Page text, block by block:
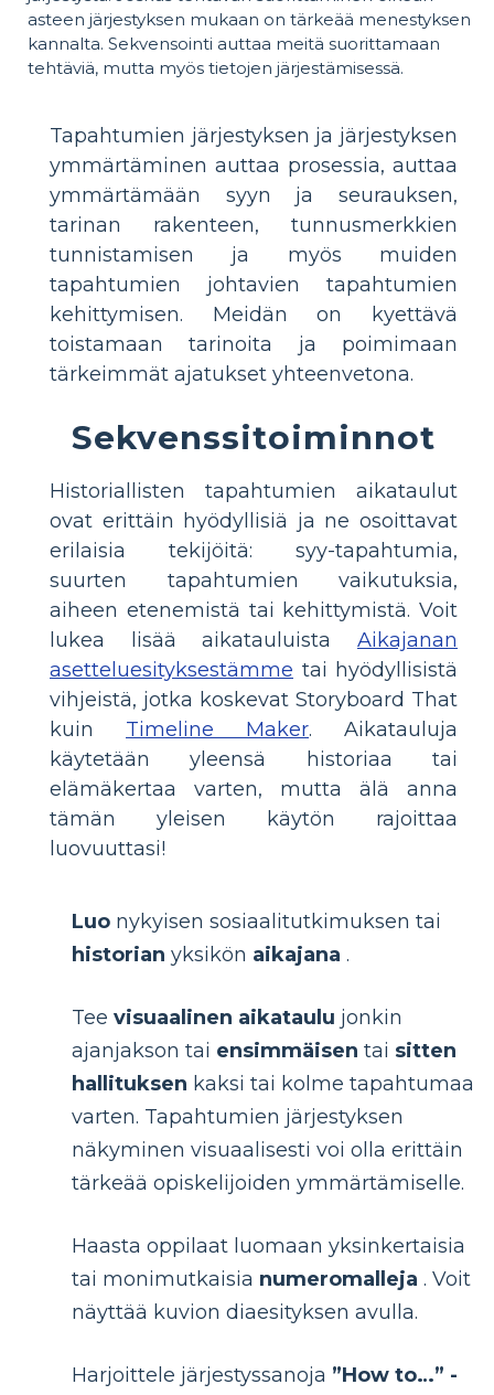
asteen järjestyksen mukaan on tärkeää menestyksen
kannalta. Sekvensointi auttaa meitä suorittamaan
tehtäviä, mutta myös tietojen järjestämisessä.
Tapahtumien järjestyksen ja järjestyksen
ymmärtäminen auttaa prosessia, auttaa
ymmärtämään syyn ja seurauksen,
tarinan rakenteen, tunnusmerkkien
tunnistamisen ja myös muiden
tapahtumien johtavien tapahtumien
kehittymisen. Meidän on kyettävä
toistamaan tarinoita ja poimimaan
tärkeimmät ajatukset yhteenvetona.
Sekvenssitoiminnot
Historiallisten tapahtumien aikataulut
ovat erittäin hyödyllisiä ja ne osoittavat
erilaisia tekijöitä: syy-tapahtumia,
suurten tapahtumien vaikutuksia,
aiheen etenemistä tai kehittymistä. Voit
lukea lisää aikatauluista Aikajanan
asetteluesityksestämme tai hyödyllisistä
vihjeistä, jotka koskevat Storyboard That
kuin Timeline Maker. Aikatauluja
käytetään yleensä historiaa tai
elämäkertaa varten, mutta älä anna
tämän yleisen käytön rajoittaa
luovuuttasi!
Luo nykyisen sosiaalitutkimuksen tai
historian yksikön aikajana .
Tee visuaalinen aikataulu jonkin
ajanjakson tai ensimmäisen tai sitten
hallituksen kaksi tai kolme tapahtumaa
varten. Tapahtumien järjestyksen
näkyminen visuaalisesti voi olla erittäin
tärkeää opiskelijoiden ymmärtämiselle.
Haasta oppilaat luomaan yksinkertaisia
tai monimutkaisia numeromalleja . Voit
näyttää kuvion diaesityksen avulla.
Harjoittele järjestyssanoja ”How to…” -